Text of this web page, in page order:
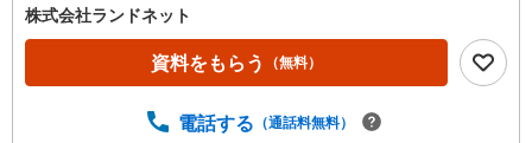
株式会社ランドネット
資料をもらう （無料）
電話する （通話料無料）